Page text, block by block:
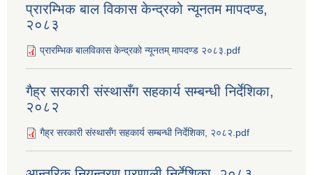
प्रारम्भिक बाल विकास केन्द्रको न्यूनतम मापदण्ड,
२०८३
प्रारम्भिक बालविकास केन्द्रको न्यूनतम् मापदण्ड २०८३.pdf
गैह्र सरकारी संस्थासँग सहकार्य सम्बन्धी निर्देशिका,
२०८२
गैह्र सरकारी संस्थासँग सहकार्य सम्बन्धी निर्देशिका, २०८२.pdf